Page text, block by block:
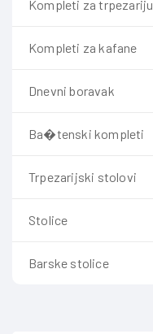
Kompleti za trpezariju
Kompleti za kafane
Dnevni boravak
Ba�tenski kompleti
Trpezarijski stolovi
Stolice
Barske stolice